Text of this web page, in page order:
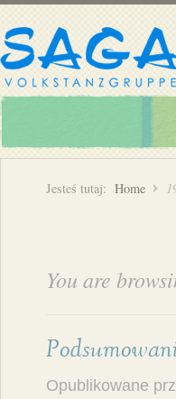
Jesteś tutaj: Home
You are
Opublikowane